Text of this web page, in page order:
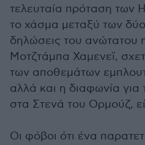
τελευταία πρόταση των
το χάσμα μεταξύ των
δηλώσεις του ανώτατου
Μοτζτάμπα Χαμενεϊ,
των αποθεμάτων
αλλά και η διαφωνία για
στα Στενά του Ορμούζ,
Οι φόβοι ότι ένα